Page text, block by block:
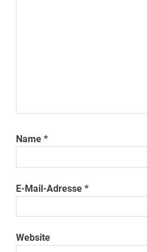
Name*
E-Mail-Adresse*
Website